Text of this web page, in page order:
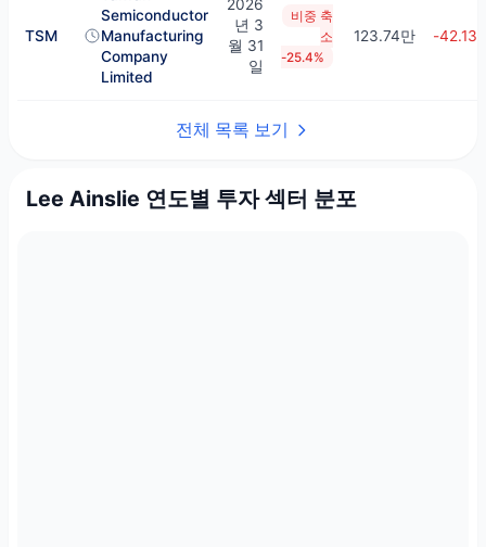
TSM
Semiconductor
Manufacturing
Company
Limited
2026
년 3
월 31
일
비중 축
소
-25.4%
123.74만 -42.13
전체 목록 보기
Lee Ainslie 연도별 투자 섹터 분포